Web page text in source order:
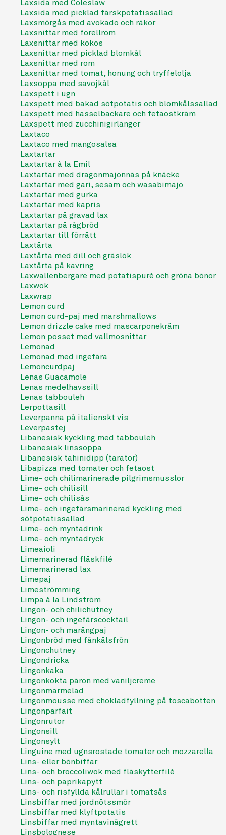
Laxsida med Coleslaw
Laxsida med picklad färskpotatissallad
Laxsmörgås med avokado och räkor
Laxsnittar med forellrom
Laxsnittar med kokos
Laxsnittar med picklad blomkål
Laxsnittar med rom
Laxsnittar med tomat, honung och tryffelolja
Laxsoppa med savojkål
Laxspett i ugn
Laxspett med bakad sötpotatis och blomkålssallad
Laxspett med hasselbackare och fetaostkräm
Laxspett med zucchinigirlanger
Laxtaco
Laxtaco med mangosalsa
Laxtartar
Laxtartar à la Emil
Laxtartar med dragonmajonnäs på knäcke
Laxtartar med gari, sesam och wasabimajo
Laxtartar med gurka
Laxtartar med kapris
Laxtartar på gravad lax
Laxtartar på rågbröd
Laxtartar till förrätt
Laxtårta
Laxtårta med dill och gräslök
Laxtårta på kavring
Laxwallenbergare med potatispuré och gröna bönor
Laxwok
Laxwrap
Lemon curd
Lemon curd-paj med marshmallows
Lemon drizzle cake med mascarponekräm
Lemon posset med vallmosnittar
Lemonad
Lemonad med ingefära
Lemoncurdpaj
Lenas Guacamole
Lenas medelhavssill
Lenas tabbouleh
Lerpottasill
Leverpanna på italienskt vis
Leverpastej
Libanesisk kyckling med tabbouleh
Libanesisk linssoppa
Libanesisk tahinidipp (tarator)
Libapizza med tomater och fetaost
Lime- och chilimarinerade pilgrimsmusslor
Lime- och chilisill
Lime- och chilisås
Lime- och ingefärsmarinerad kyckling med
sötpotatissallad
Lime- och myntadrink
Lime- och myntadryck
Limeaioli
Limemarinerad fläskfilé
Limemarinerad lax
Limepaj
Limeströmming
Limpa á la Lindström
Lingon- och chilichutney
Lingon- och ingefärscocktail
Lingon- och marängpaj
Lingonbröd med fänkålsfrön
Lingonchutney
Lingondricka
Lingonkaka
Lingonkokta päron med vaniljcreme
Lingonmarmelad
Lingonmousse med chokladfyllning på toscabotten
Lingonparfait
Lingonrutor
Lingonsill
Lingonsylt
Linguine med ugnsrostade tomater och mozzarella
Lins- eller bönbiffar
Lins- och broccoliwok med fläskytterfilé
Lins- och paprikapytt
Lins- och risfyllda kålrullar i tomatsås
Linsbiffar med jordnötssmör
Linsbiffar med klyftpotatis
Linsbiffar med myntavinägrett
Linsbolognese